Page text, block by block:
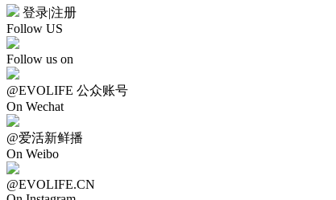
登录|注册
Follow US
Follow us on
@EVOLIFE 公众账号
On Wechat
@爱活新鲜播
On Weibo
@EVOLIFE.CN